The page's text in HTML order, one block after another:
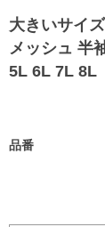
大きいサイ
メッシュ 半
5L 6L 7L 8L
品番